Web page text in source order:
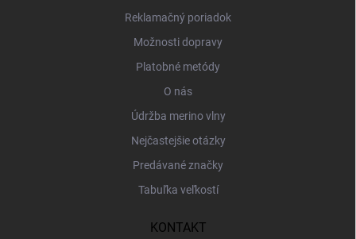
Reklamačný poriadok
Možnosti dopravy
Platobné metódy
O nás
Údržba merino vlny
Nejčastejšie otázky
Predávané značky
Tabuľka veľkostí
KONTAKT